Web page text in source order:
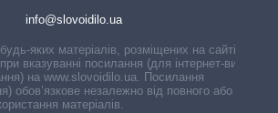
info@slovoidilo.ua
яких матеріалів, розміщених на сайті,
вказуванні посилання (для інтернет-видань
на www.slovoidilo.ua. Посилання
обов’язкове незалежно від повного або
матеріалів.